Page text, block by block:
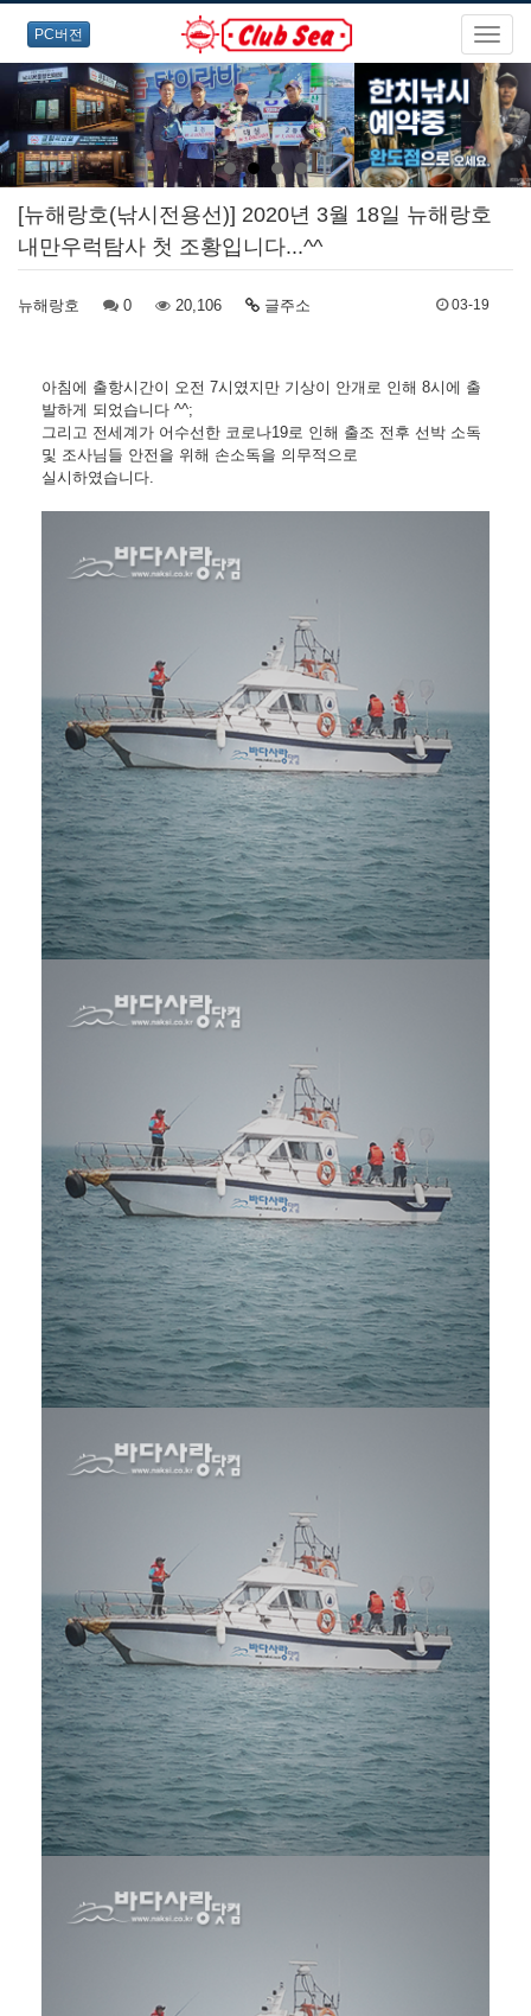
PC버전
[뉴해랑호(낚시전용선)] 2020년 3월 18일 뉴해랑호
내만우럭탐사 첫 조황입니다...^^
뉴해랑호 0 20,106 글주소 03-19
아침에 출항시간이 오전 7시였지만 기상이 안개로 인해 8시에 출
발하게 되었습니다 ^^;
그리고 전세계가 어수선한 코로나19로 인해 출조 전후 선박 소독
및 조사님들 안전을 위해 손소독을 의무적으로
실시하였습니다.